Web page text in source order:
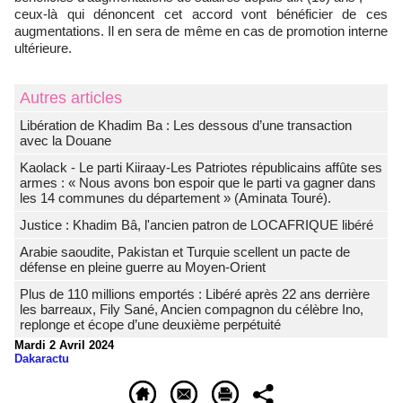
ceux-là qui dénoncent cet accord vont bénéficier de ces
augmentations. Il en sera de même en cas de promotion interne
ultérieure.
Autres articles
Libération de Khadim Ba : Les dessous d’une transaction
avec la Douane
Kaolack - Le parti Kiiraay-Les Patriotes républicains affûte ses
armes : « Nous avons bon espoir que le parti va gagner dans
les 14 communes du département » (Aminata Touré).
Justice : Khadim Bâ, l'ancien patron de LOCAFRIQUE libéré
Arabie saoudite, Pakistan et Turquie scellent un pacte de
défense en pleine guerre au Moyen-Orient
Plus de 110 millions emportés : Libéré après 22 ans derrière
les barreaux, Fily Sané, Ancien compagnon du célèbre Ino,
replonge et écope d’une deuxième perpétuité
Mardi 2 Avril 2024
Dakaractu